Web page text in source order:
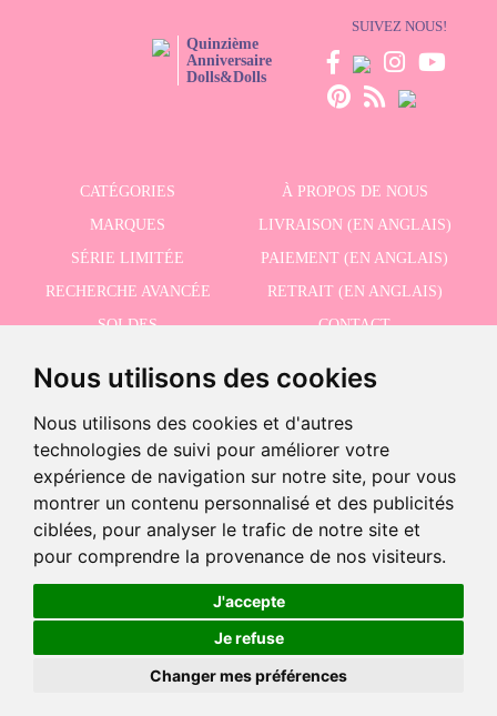
Nous utilisons des cookies
Nous utilisons des cookies et d'autres
technologies de suivi pour améliorer votre
expérience de navigation sur notre site, pour vous
montrer un contenu personnalisé et des publicités
ciblées, pour analyser le trafic de notre site et
pour comprendre la provenance de nos visiteurs.
J'accepte
Je refuse
Changer mes préférences
Dernières unités!
44,95 € +
-
Ajouter au panier
EN STOCK
Quinzième
Anniversaire
Dolls&Dolls
SUIVEZ NOUS!
CATÉGORIES
À PROPOS DE NOUS
MARQUES
LIVRAISON (EN ANGLAIS)
SÉRIE LIMITÉE
PAIEMENT (EN ANGLAIS)
RECHERCHE AVANCÉE
RETRAIT (EN ANGLAIS)
SOLDES
CONTACT
J'accepte la politique de confidentialité
©2026 Dolls And Dolls. Tous les droits sont réservés.
.
Politique de cookies (en anglais)